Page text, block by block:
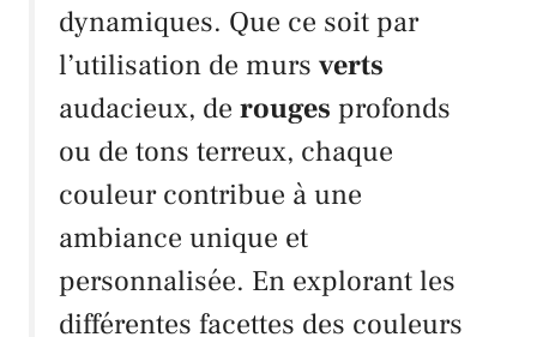
dynamiques. Que ce soit par
l’utilisation de murs verts
audacieux, de rouges profonds
ou de tons terreux, chaque
couleur contribue à une
ambiance unique et
personnalisée. En explorant les
différentes facettes des couleurs